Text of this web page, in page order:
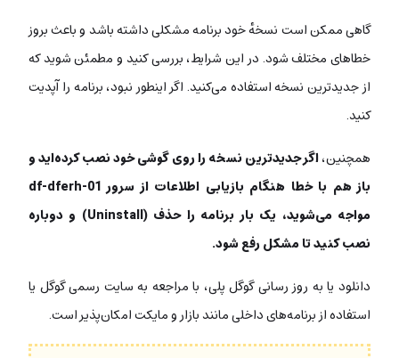
گاهی ممکن است نسخهٔ خود برنامه مشکلی داشته باشد و باعث بروز
خطاهای مختلف شود. در این شرایط، بررسی کنید و مطمئن شوید که
از جدیدترین نسخه استفاده می‌کنید. اگر اینطور نبود، برنامه را آپدیت
کنید.
همچنین،اگر جدیدترین نسخه را روی گوشی خود نصب کرده‌اید و
باز هم با خطا هنگام بازیابی اطلاعات از سرور df-dferh-01
مواجه می‌شوید، یک بار برنامه‌ را حذف (Uninstall) و دوباره
نصب کنید تا مشکل رفع شود.
دانلود یا به روز رسانی گوگل پلی، با مراجعه به سایت رسمی گوگل یا
استفاده از برنامه‌های داخلی مانند بازار و مایکت امکان‌پذیر است.